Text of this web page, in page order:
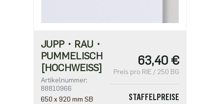
JUPP・RAU・
PUMMELISCH
[HOCHWEISS]
Artikelnummer:
88810966
650 x 920 mm SB
63,40 €
Preis pro RIE / 250 BG
STAFFELPREISE